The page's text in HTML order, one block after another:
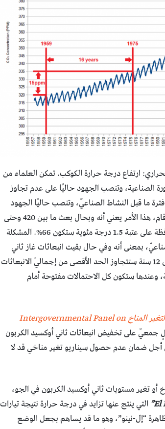
ارتفاع درجة حرارة الكوكب. تمكن العلماء من
بدء الثورة الصناعية، وتنصب الجهود حاليًا على عدم تجاوز
في فترة ما قبل النشاط الصناعيّ، وتنصب حاليًا الجهود
على إبقاء عتبة تزايد درجة حرارة الكوكب عند 1.5 درجة مئوية. بلغة الأرقام، هذا الأمر يعني أنه وبحال بعث ما بين 420 وحتى
570 مليار طن من غاز ثاني أوكسيد الكربون في الجو، فإن احتمال المحافظة على عتبة 1.5 درجة مئوية ستكون 66%. المشكلة
النشاط البشريّ الصناعيّ، بمعنى أنه وفي حال بقيت انبعاثات غاز ثاني
أوكسيد الكربون على قيمها الحالية (علمًا أنها تتزايد)، فإن البشرية وخلال 12 سنة ستتجاوز الحد الأقصى من إجماليّ الانبعاثات
حرارة الكوكب بما يتجاوز عتبة 2 درجة مئوية، وعندها ستكون كل الاحتمالات مفتوحة أمام
الفريق الدولي لتغير المناخ Intergovernmental Panel on
على تخفيض انبعاثات ثاني أوكسيد الكربون
الصفر، وذلك من أجل ضمان عدم حصول سيناريو تغير مناخي قد لا
تغير مستويات ثاني أوكسيد الكربون في الجو،
التي ينتج عنها تزايد في درجة حرارة نتيجة تيارات
“إل-نينو”، وهو ما قد يساهم بجعل الوضع